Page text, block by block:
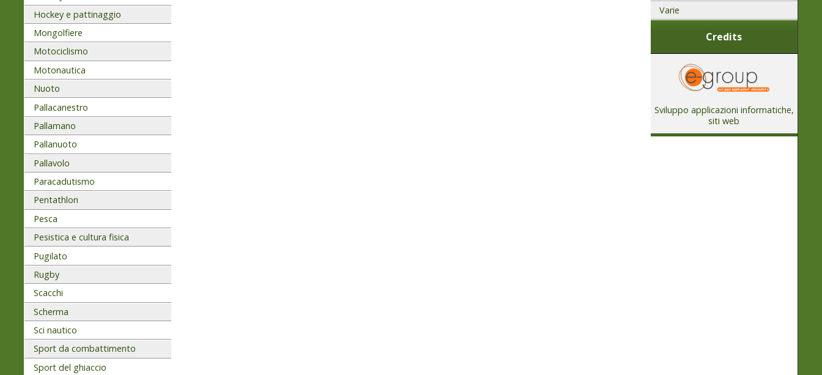
Hockey e pattinaggio
Mongolfiere
Motociclismo
Motonautica
Nuoto
Pallacanestro
Pallamano
Pallanuoto
Pallavolo
Paracadutismo
Pentathlon
Pesca
Pesistica e cultura fisica
Pugilato
Rugby
Scacchi
Scherma
Sci nautico
Sport da combattimento
Sport del ghiaccio
Varie
Credits
Sviluppo applicazioni informatiche,
siti web